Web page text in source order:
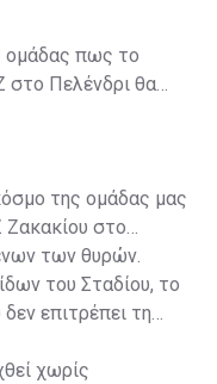
ομάδας πως το
στο Πελένδρι θα
της ομάδας μας
Ζακακίου στο
των θυρών.
του Σταδίου, το
επιτρέπει τη
χωρίς